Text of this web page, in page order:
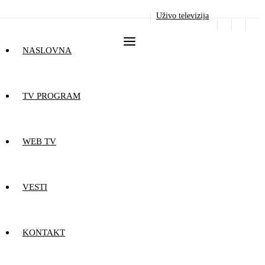
Uživo televizija
NASLOVNA
TV PROGRAM
WEB TV
VESTI
KONTAKT